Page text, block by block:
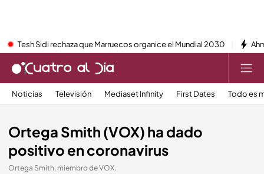
Tesh Sidi rechaza que Marruecos organice el Mundial 2030
Noticias Televisión Mediaset Infinity First Dates Todo es
Ortega Smith (VOX) ha dado
positivo en coronavirus
Ortega Smith, miembro de VOX.